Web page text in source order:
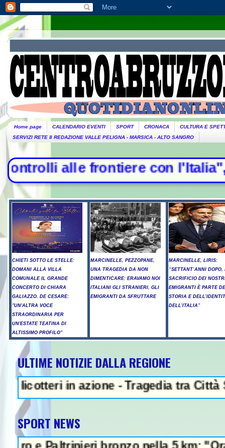
Home page CALENDARIO EVENTI SPORT CRONACA
CULTURA E
SERVIZI RETE 8 REDAZIONE VALLE PELIGNA - MARSICA - ALTO SANGRO
con l'Italia", la
CHIETI SOTTO LE STELLE:
DOMANI ALLA VILLA
COMUNALE IL GRANDE
CONCERTO DI CHIARA
GALIAZZO. DE CESARE:
"UN'ALTRA VOCE
STRAORDINARIA PER
UN'ESTATE TEATINA DI
ALTISSIMO PROFILO"
MARCINELLE, PEZZOPANE,
UNA TRAGEDIA DA NON
DIMENTICARE: ERAVAMO NOI
ITALIANI GLI STRANIERI, GLI
EMIGRANTI DA SFRUTTARE
MARCINELLE, LIRIS:
“SETTANT’ANNI DOPO,
SACRIFICIO DEI
EMIGRANTI È PARTE
STORIA E
DELL’ITALIA”
ULTIME NOTIZIE DALLA REGIONE
in azione - Tragedia tra Città
SPORT NEWS
NEWS IN